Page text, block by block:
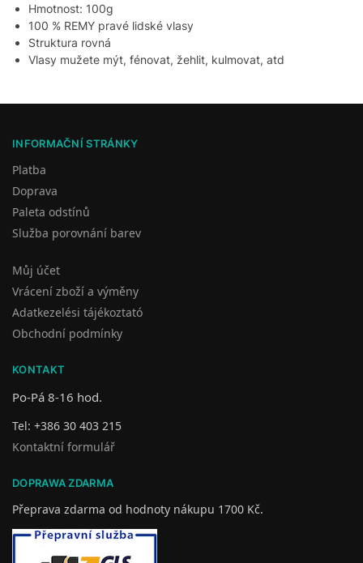
Hmotnost: 100g
100 % REMY pravé lidské vlasy
Struktura rovná
Vlasy mužete mýt, fénovat, žehlit, kulmovat, atd
INFORMAČNÍ STRÁNKY
Platba
Doprava
Paleta odstínů
Služba porovnání barev
Můj účet
Vrácení zboží a výměny
Adatkezelési tájékoztató
Obchodní podmínky
KONTAKT
Po-Pá 8-16 hod.
Tel: +386 30 403 215
Kontaktní formulář
DOPRAWA ZDARMA
Přeprava zdarma od hodnoty nákupu 1700 Kč.